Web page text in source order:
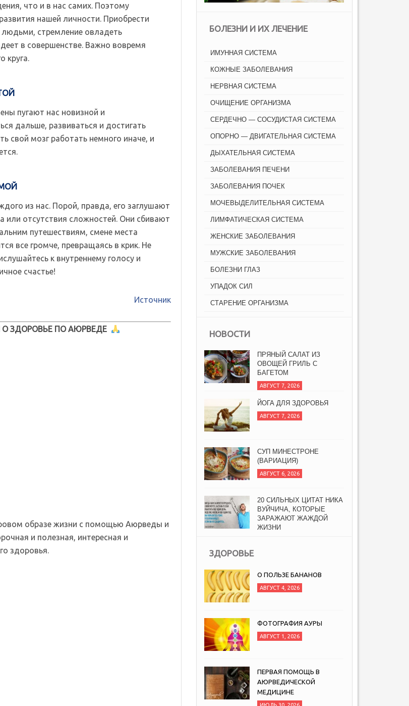
что и в нас самих. Поэтому
нашей личности. Приобрести
стремление овладеть
в совершенстве. Важно вовремя
круга.
пугают нас новизной и
дальше, развиваться и достигать
свой мозг работать немного иначе, и
из нас. Порой, правда, его заглушают
или отсутствия сложностей. Они сбивают
путешествиям, смене места
все громче, превращаясь в крик. Не
к внутреннему голосу и
счастье!
Источник
ЗДОРОВЬЕ ПО АЮРВЕДЕ
образе жизни с помощью Аюрведы и
и полезная, интересная и
здоровья.
БОЛЕЗНИ И ИХ ЛЕЧЕНИЕ
ИМУННАЯ СИСТЕМА
КОЖНЫЕ ЗАБОЛЕВАНИЯ
НЕРВНАЯ СИСТЕМА
ОЧИЩЕНИЕ ОРГАНИЗМА
СЕРДЕЧНО — СОСУДИСТАЯ СИСТЕМА
ОПОРНО — ДВИГАТЕЛЬНАЯ СИСТЕМА
ДЫХАТЕЛЬНАЯ СИСТЕМА
ЗАБОЛЕВАНИЯ ПЕЧЕНИ
ЗАБОЛЕВАНИЯ ПОЧЕК
МОЧЕВЫДЕЛИТЕЛЬНАЯ СИСТЕМА
ЛИМФАТИЧЕСКАЯ СИСТЕМА
ЖЕНСКИЕ ЗАБОЛЕВАНИЯ
МУЖСКИЕ ЗАБОЛЕВАНИЯ
БОЛЕЗНИ ГЛАЗ
УПАДОК СИЛ
СТАРЕНИЕ ОРГАНИЗМА
НОВОСТИ
ПРЯНЫЙ САЛАТ ИЗ
ОВОЩЕЙ ГРИЛЬ С
БАГЕТОМ
АВГУСТ 7, 2026
ЙОГА ДЛЯ ЗДОРОВЬЯ
АВГУСТ 7, 2026
СУП МИНЕСТРОНЕ
(ВАРИАЦИЯ)
АВГУСТ 6, 2026
20 СИЛЬНЫХ ЦИТАТ НИКА
ВУЙЧИЧА, КОТОРЫЕ
ЗАРАЖАЮТ ЖАЖДОЙ
ЖИЗНИ
ЗДОРОВЬЕ
О ПОЛЬЗЕ БАНАНОВ
АВГУСТ 4, 2026
ФОТОГРАФИЯ АУРЫ
АВГУСТ 1, 2026
ПЕРВАЯ ПОМОЩЬ В
АЮРВЕДИЧЕСКОЙ
МЕДИЦИНЕ